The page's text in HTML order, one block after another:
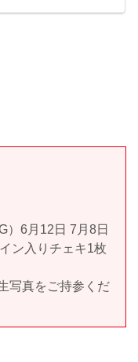
）6月12日 7月8日
ン入りチェキ1枚
写真をご持参くだ